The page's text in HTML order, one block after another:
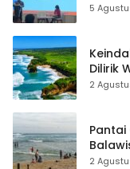
hingga
5
Dilirik
2
2